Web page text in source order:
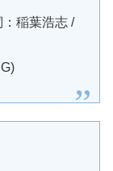
稲葉浩志 /